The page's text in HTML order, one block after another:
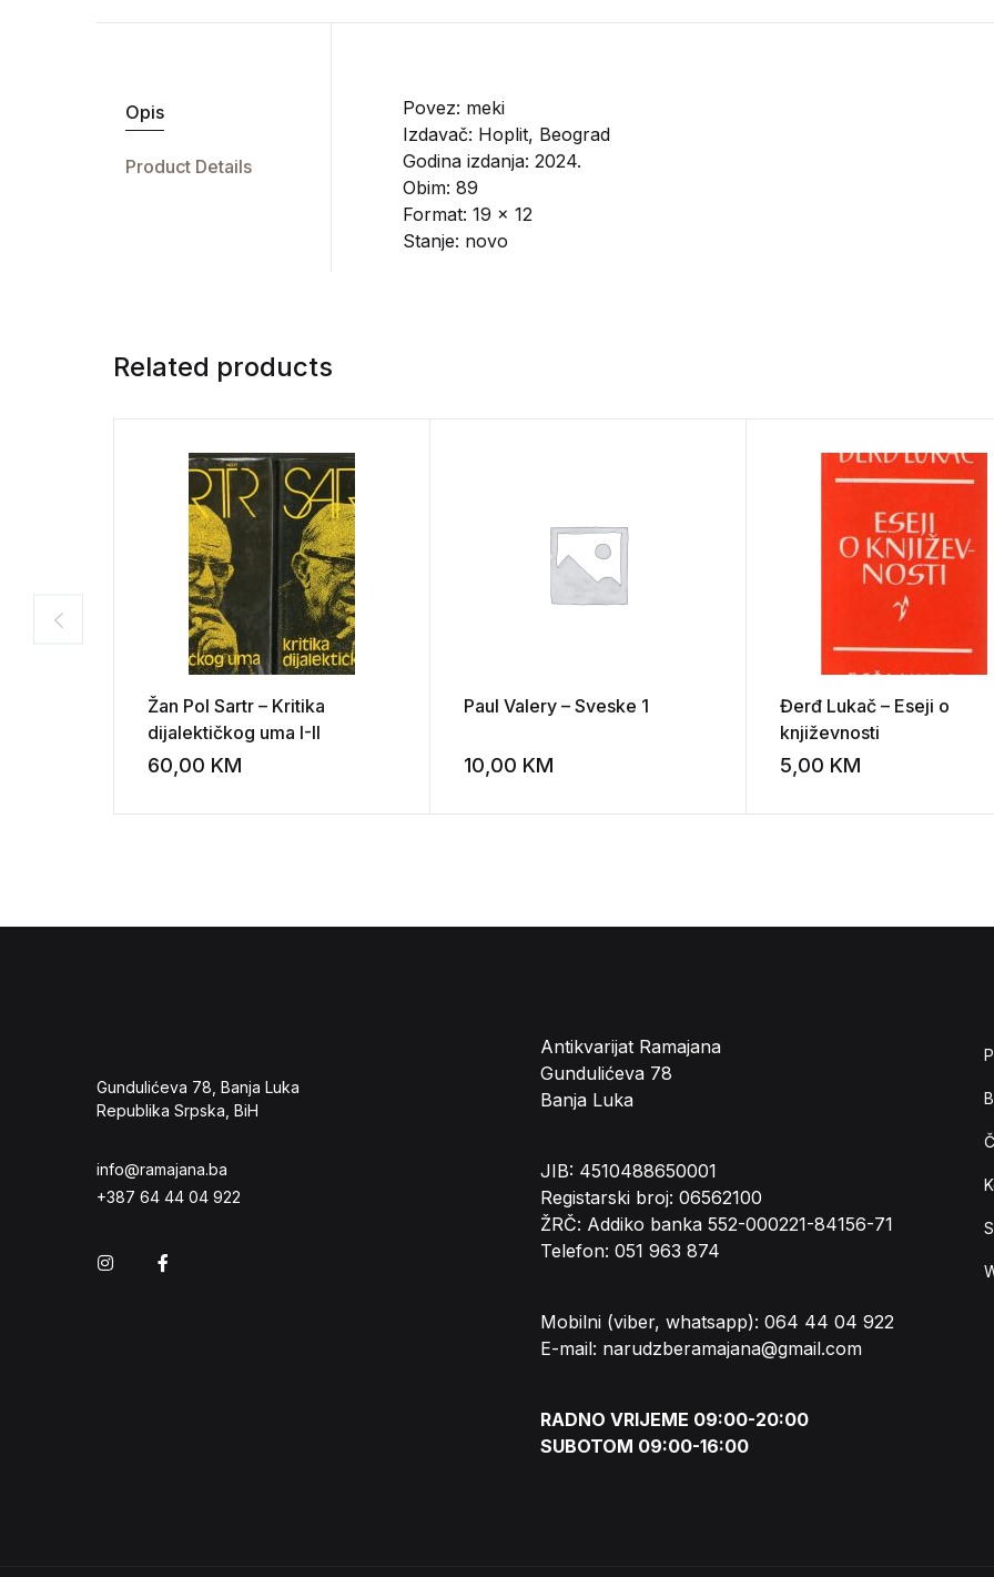
Opis
Product Details
Povez: meki
Izdavač: Hoplit, Beograd
Godina izdanja: 2024.
Obim: 89
Format: 19 x 12
Stanje: novo
Related products
Žan Pol Sartr – Kritika
dijalektičkog uma I-II
60,00 KM Add to wishlist
Paul Valery – Sveske 1
10,00 KM Add to wishlist
Đerđ Lukač – Eseji o
književnosti
5,00 KM
Gundulićeva 78, Banja Luka
Republika Srpska, BiH
info@ramajana.ba
+387 64 44 04 922
Instagram
Antikvarijat Ramajana
Gundulićeva 78
Banja Luka
JIB: 4510488650001
Registarski broj: 06562100
ŽRČ: Addiko banka 552-000221-84156-71
Telefon: 051 963 874
Mobilni (viber, whatsapp): 064 44 04 922
E-mail: narudzberamajana@gmail.com
RADNO VRIJEME 09:00-20:00
SUBOTOM 09:00-16:00